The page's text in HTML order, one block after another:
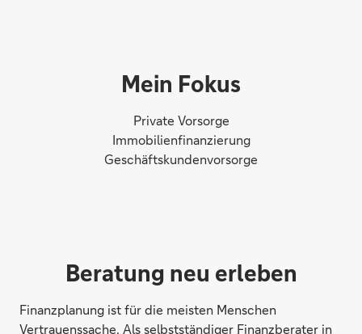
Mein Fokus
Private Vorsorge
Immobilienfinanzierung
Geschäftskundenvorsorge
Beratung neu erleben
Finanzplanung ist für die meisten Menschen
Vertrauenssache. Als selbstständiger Finanzberater in